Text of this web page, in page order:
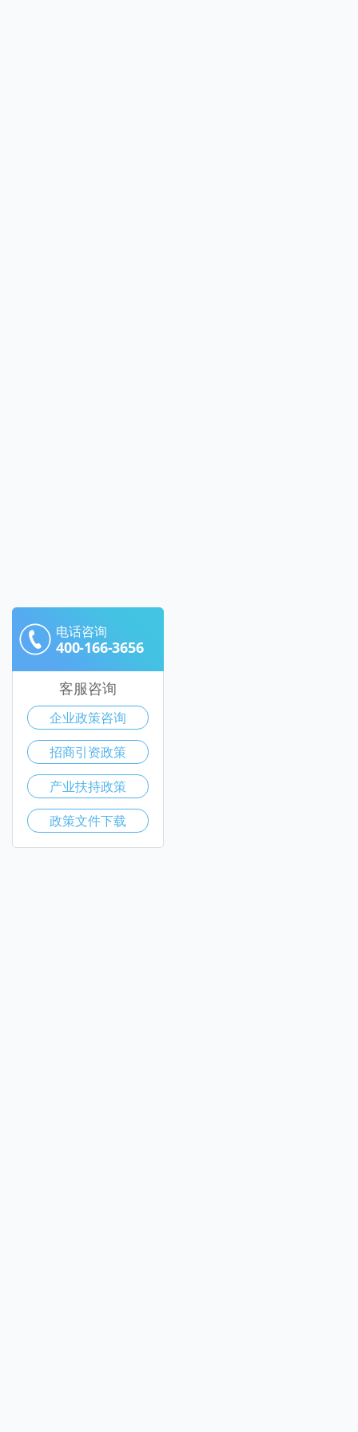
电话咨询
400-166-3656
客服咨询
企业政策咨询
招商引资政策
产业扶持政策
政策文件下载